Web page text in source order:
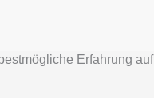
aErfahrung auf